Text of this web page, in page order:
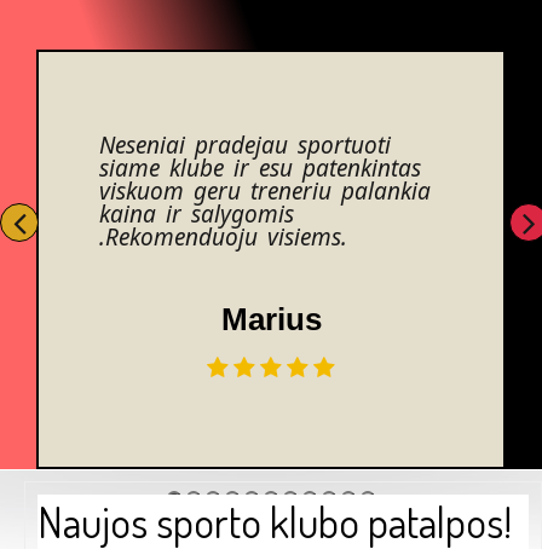
Neseniai pradejau sportuoti
siame klube ir esu patenkintas
viskuom geru treneriu palankia
kaina ir salygomis
.Rekomenduoju visiems.
Marius
Naujos sporto klubo patalpos!